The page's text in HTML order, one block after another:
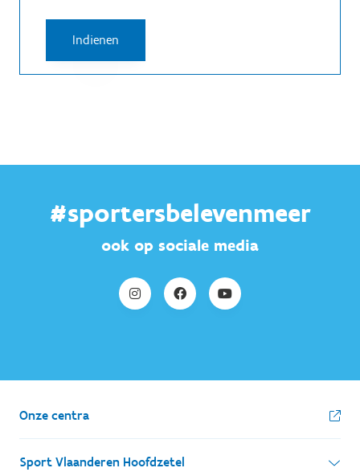
#sportersbelevenmeer
ook op sociale media
Onze centra
Sport Vlaanderen Hoofdzetel